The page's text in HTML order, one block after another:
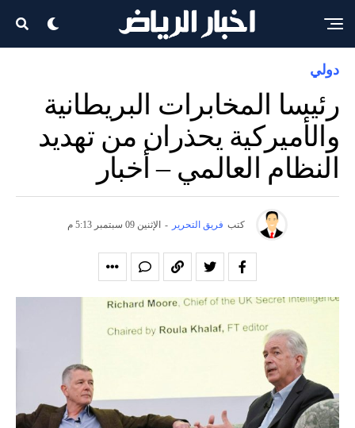
دولي
رئيسا المخابرات البريطانية
والأميركية يحذران من تهديد
النظام العالمي – أخبار
كتب فريق التحرير - الإثنين 09 سبتمبر 5:13 م